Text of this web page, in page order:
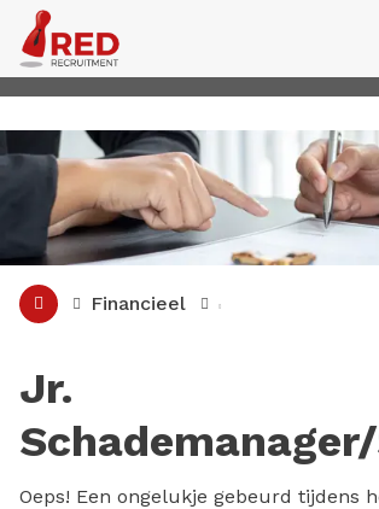
Financieel
Jr.
Oeps! Een ongelukje gebeurd tijdens